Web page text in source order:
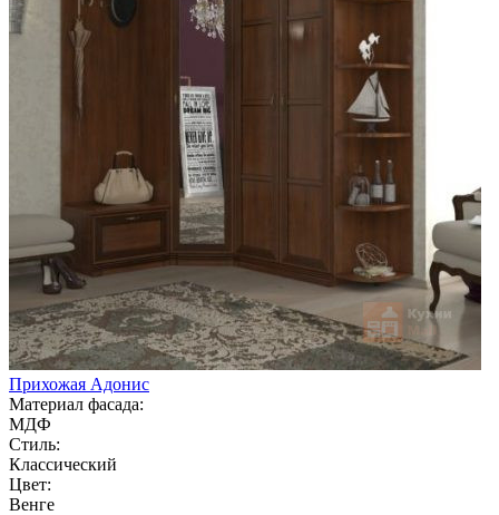
Прихожая Адонис
Материал фасада:
МДФ
Стиль:
Классический
Цвет:
Венге